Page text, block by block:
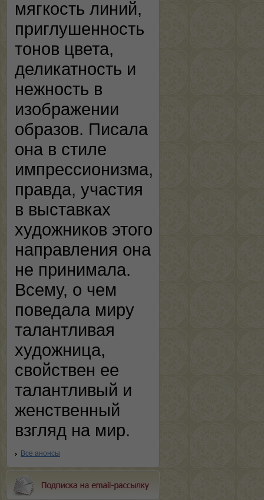
мягкость линий,
приглушенность
тонов цвета,
деликатность и
нежность в
изображении
образов. Писала
она в стиле
импрессионизма,
правда, участия
в выставках
художников этого
направления она
не принимала.
Всему, о чем
поведала миру
талантливая
художница,
свойствен ее
талантливый и
женственный
взгляд на мир.
Все анонсы